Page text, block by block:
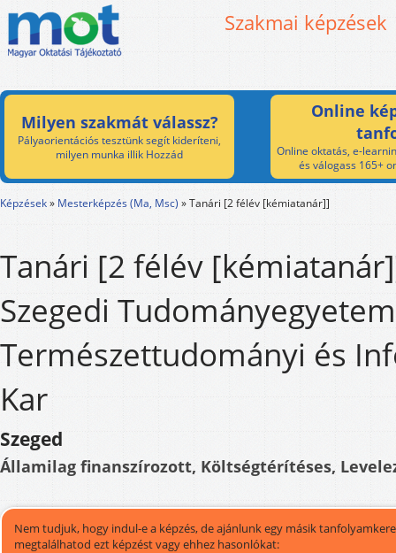
Szakmai képzések
Milyen szakmát válassz?
Pályaorientációs tesztünk segít kideríteni,
milyen munka illik Hozzád
Online
Online oktatás, e-
és válogass 165+
Képzések» Mesterképzés (Ma, Msc) »Tanári [2 félév [kémiatanár]]
Tanári [2 félév
Szegedi Tudományegyetem
Természettudományi és
Kar
Szeged
Államilag finanszírozott, Költségtérítéses,
Nem tudjuk, hogy indul-e a képzés, de ajánlunk egy másik
megtalálhatod ezt képzést vagy ehhez hasonlókat: